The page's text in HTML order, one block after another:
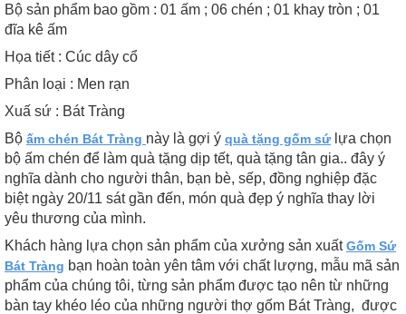
Bộ sản phẩm bao gồm : 01 ấm ; 06 chén ; 01 khay tròn ; 01
đĩa kê ấm
Họa tiết : Cúc dây cổ
Phân loại : Men rạn
Xuấ sứ : Bát Tràng
Bộ ấm chén Bát Tràng này là gợi ý quà tặng gốm sứlựa chọn
bộ ấm chén để làm quà tặng dịp tết, quà tặng tân gia.. đây ý
nghĩa dành cho người thân, bạn bè, sếp, đồng nghiệp đặc
biệt ngày 20/11 sát gần đến, món quà đẹp ý nghĩa thay lời
yêu thương của mình. ​
Khách hàng lựa chọn sản phẩm của xưởng sản xuấtGốm Sứ
Bát Tràng bạn hoàn toàn yên tâm với chất lượng, mẫu mã sản
phẩm của chúng tôi, từng sản phẩm được tạo nên từ những
bàn tay khéo léo của những người thợ gốm Bát Tràng, được